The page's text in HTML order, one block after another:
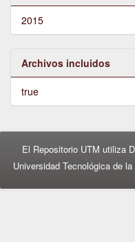
2015
Archivos incluidos
true
El Repositorio UTM utiliza
Universidad Tecnológica de